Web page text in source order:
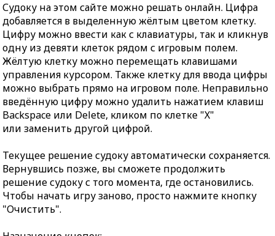
Судоку на этом сайте можно решать онлайн. Цифра
добавляется в выделенную жёлтым цветом клетку.
Цифру можно ввести как с клавиатуры, так и кликнув
одну из девяти клеток рядом с игровым полем.
Жёлтую клетку можно перемещать клавишами
управления курсором. Также клетку для ввода цифры
можно выбрать прямо на игровом поле. Неправильно
введённую цифру можно удалить нажатием клавиш
Backspace или Delete, кликом по клетке "X"
или заменить другой цифрой.
Текущее решение судоку автоматически сохраняется.
Вернувшись позже, вы сможете продолжить
решение судоку с того момента, где остановились.
Чтобы начать игру заново, просто нажмите кнопку
"Очистить".